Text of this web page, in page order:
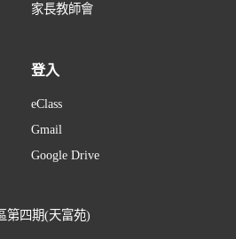
家長教師會
登入
eClass
Gmail
Google Drive
第四期(天富苑)